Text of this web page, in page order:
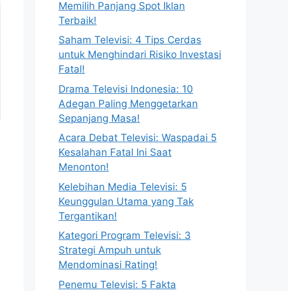
Memilih Panjang Spot Iklan
Terbaik!
Saham Televisi: 4 Tips Cerdas
untuk Menghindari Risiko Investasi
Fatal!
Drama Televisi Indonesia: 10
Adegan Paling Menggetarkan
Sepanjang Masa!
Acara Debat Televisi: Waspadai 5
Kesalahan Fatal Ini Saat
Menonton!
Kelebihan Media Televisi: 5
Keunggulan Utama yang Tak
Tergantikan!
Kategori Program Televisi: 3
Strategi Ampuh untuk
Mendominasi Rating!
Penemu Televisi: 5 Fakta